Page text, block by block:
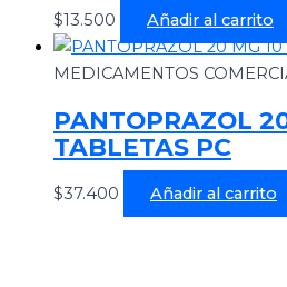
$13.500 Añadir al carrito
MEDICAMENTOS
PANTOPRAZOL
TABLETAS PC
$37.400 Añadir al carrito